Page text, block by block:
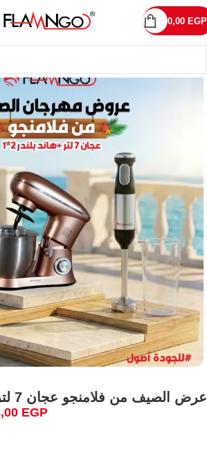
0,00 EGP
عرض الصيف من فلامنجو عجان 7 لتر + هاند بلندر 2*1
EGP